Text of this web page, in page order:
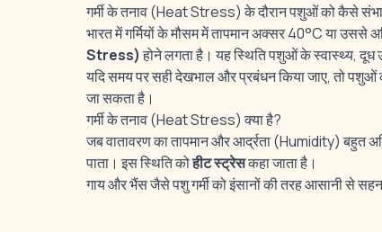
गर्मी के तनाव (Heat Stress) के दौरान पशुओं को कैसे
भारत में गर्मियों के मौसम में तापमान अक्सर 40°C या
Stress)होने लगता है। यह स्थिति पशुओं के स्वास्थ्य, दूध
यदि समय पर सही देखभाल और प्रबंधन किया जाए, तो पशुओं
जा सकता है।
गर्मी के तनाव (Heat Stress) क्या है?
जब वातावरण का तापमान और आर्द्रता (Humidity) बहुत
पाता। इस स्थिति कोहीट स्ट्रेसकहा जाता है।
गाय और भैंस जैसे पशु गर्मी को इंसानों की तरह आसानी से